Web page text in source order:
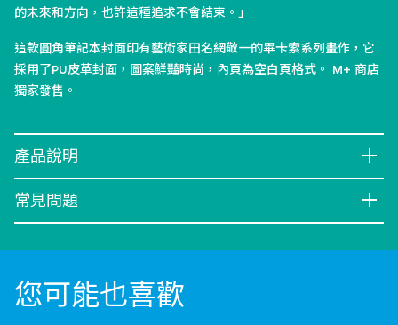
的未來和方向，也許這種追求不會結束。」
這款圓角筆記本封面印有藝術家田名網敬一的畢卡索系列畫作，它
採用了PU皮革封面，圖案鮮豔時尚，內頁為空白頁格式。 M+ 商店
獨家發售。
產品說明
常見問題
您可能也喜歡